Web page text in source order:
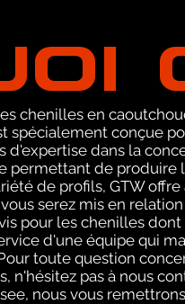
chenilles en
conçue
d'expertise dans la
de produire
de profils, GTW
serez mis en
pour les chenilles dont
d'une équipe qui
toute question
pas à nous
nous vous